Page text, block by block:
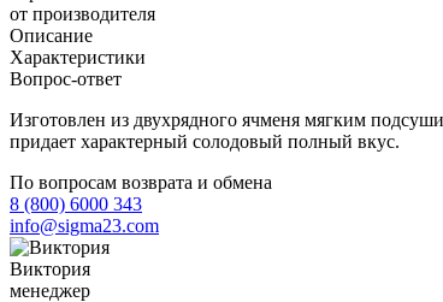
от производителя
Описание
Характеристики
Вопрос-ответ
Изготовлен из двухрядного ячменя мягким
придает характерный солодовый полный вкус.
По вопросам возврата и обмена
8 (800) 6000 343
info@sigma23.com
Виктория
менеджер